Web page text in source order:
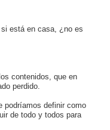
está en casa, ¿no es
contenidos, que en
perdido.
podríamos definir como
de todo y todos para